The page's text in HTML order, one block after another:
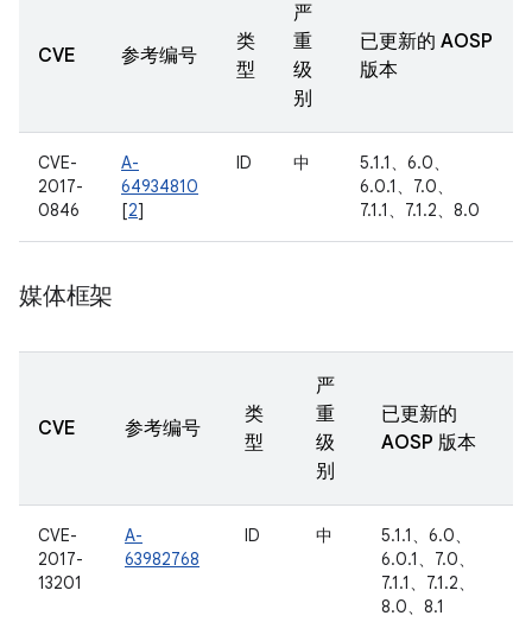
CVE 参考编号
类
型
严
重
级
别
已更新的 AOSP
版本
CVE-
2017-
0846
A-
64934810
[2]
ID 中
5.1.1、6.0、
6.0.1、7.0、
7.1.1、7.1.2、8.0
媒体框架
CVE 参考编号
类
型
严
重
级
别
已更新的
AOSP 版本
CVE-
2017-
13201
A-
63982768
ID 中
5.1.1、6.0、
6.0.1、7.0、
7.1.1、7.1.2、
8.0、8.1